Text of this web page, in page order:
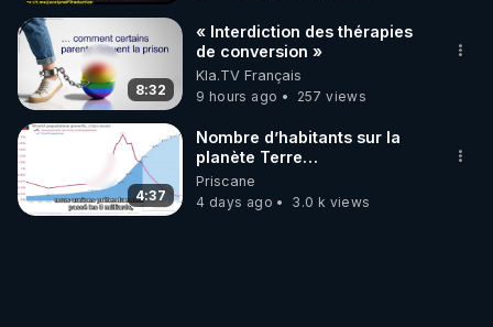
8:32
« Interdiction des thérapies
de conversion »
Kla.TV Français
9 hours ago
257 views
4:37
Nombre d’habitants sur la
planète Terre…
Priscane
4 days ago
3.0 k views